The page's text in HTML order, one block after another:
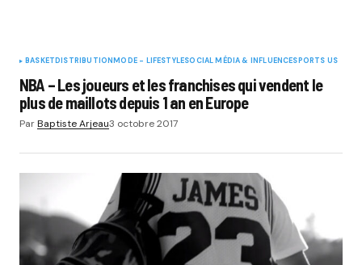
BASKETDISTRIBUTIONMODE - LIFESTYLESOCIAL MÉDIA & INFLUENCESPORTS US
NBA – Les joueurs et les franchises qui vendent le
plus de maillots depuis 1 an en Europe
ParBaptiste Arjeau3 octobre 2017